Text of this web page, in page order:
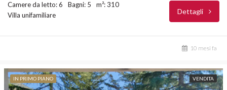
Camere da letto: 6 Bagni: 5
m²: 310
Villa unifamiliare
Dettagli
10 mesi fa
IN PRIMO PIANO VENDITA